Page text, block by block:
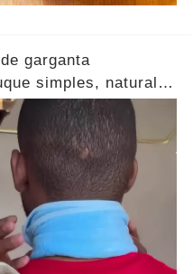
garganta
simples, natural e